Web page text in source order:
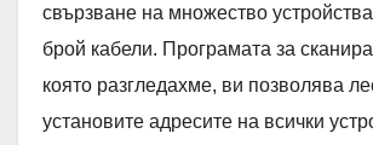
свързване на множество
брой кабели. Програмата за
която разгледахме, ви позволява
установите адресите на всички